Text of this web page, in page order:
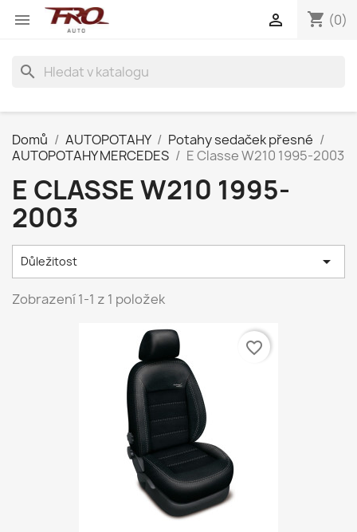
 shopping_cart (0)

search
Domů AUTOPOTAHY
Potahy sedaček přesné
AUTOPOTAHY MERCEDES
E Classe W210 1995-2003
E CLASSE W210 1995-
2003
Důležitost 
Zobrazení 1-1 z 1 položek
favorite_border